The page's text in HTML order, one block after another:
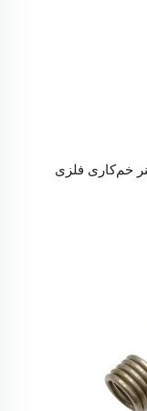
خم‌کاری فلزی